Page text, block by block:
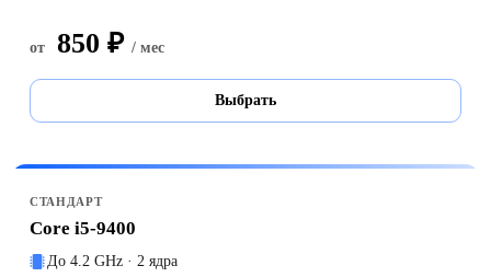
от 850 ₽ / мес
Выбрать
СТАНДАРТ
Core i5-9400
До 4.2 GHz · 2 ядра